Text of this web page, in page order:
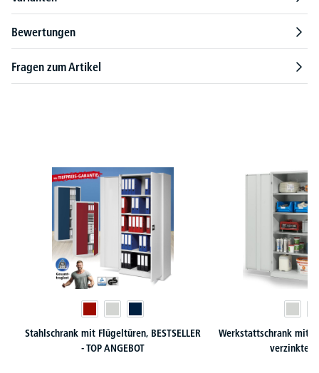
Bewertungen
Fragen zum Artikel
Stahlschrank mit Flügeltüren, BESTSELLER
- TOP ANGEBOT
Werkstattschrank mit
verzinkte